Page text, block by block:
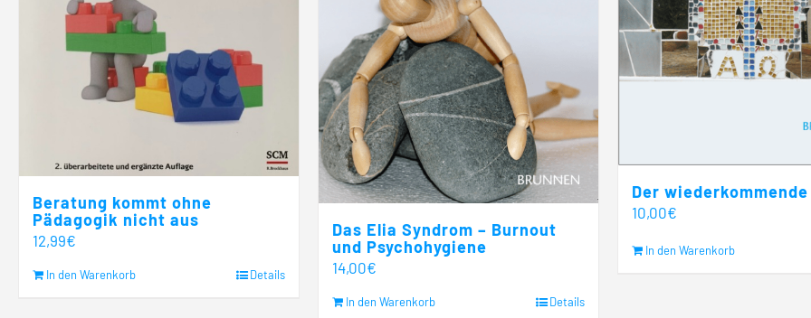
Beratung kommt ohne
Pädagogik nicht aus
12,99€
In den Warenkorb Details
Das Elia Syndrom – Burnout
und Psychohygiene
14,00€
In den Warenkorb Details
Der
10,00€
In den Warenkorb